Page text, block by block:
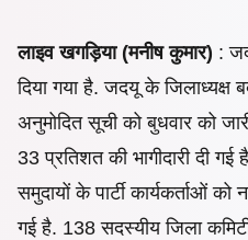
लाइव खगड़िया (मनीष कुमार) :
दिया गया है. जदयू के जिलाध्यक्ष
अनुमोदित सूची को बुधवार को
33 प्रतिशत की भागीदारी दी
समुदायों के पार्टी कार्यकर्ताओं
गई है. 138 सदस्यीय जिला